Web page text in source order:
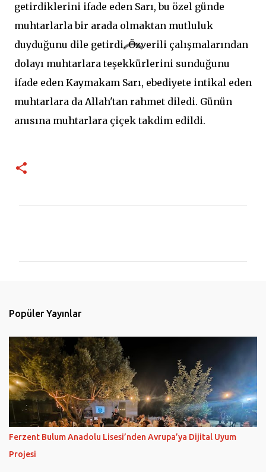
getirdiklerini ifade eden Sarı, bu özel günde
muhtarlarla bir arada olmaktan mutluluk
duyduğunu dile getirdi. Özverili çalışmalarından
dolayı muhtarlara teşekkürlerini sunduğunu
ifade eden Kaymakam Sarı, ebediyete intikal eden
muhtarlara da Allah'tan rahmet diledi. Günün
anısına muhtarlara çiçek takdim edildi.
r
Popüler Yayınlar
Ferzent Bulum Anadolu Lisesi’nden Avrupa’ya Dijital Uyum
Projesi